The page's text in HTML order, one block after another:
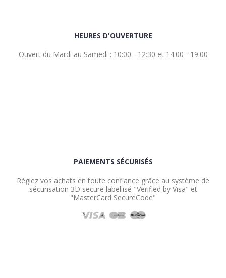
HEURES D'OUVERTURE
Ouvert du Mardi au Samedi : 10:00 - 12:30 et 14:00 - 19:00
PAIEMENTS SÉCURISÉS
Réglez vos achats en toute confiance grâce au système de
sécurisation 3D secure labellisé "Verified by Visa" et
"MasterCard SecureCode"